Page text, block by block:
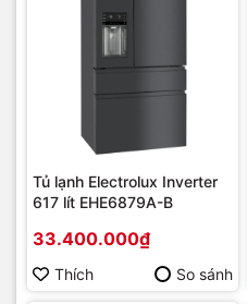
Tủ lạnh Electrolux Inverter
617 lít EHE6879A-B
33.400.000₫
Thích So sánh